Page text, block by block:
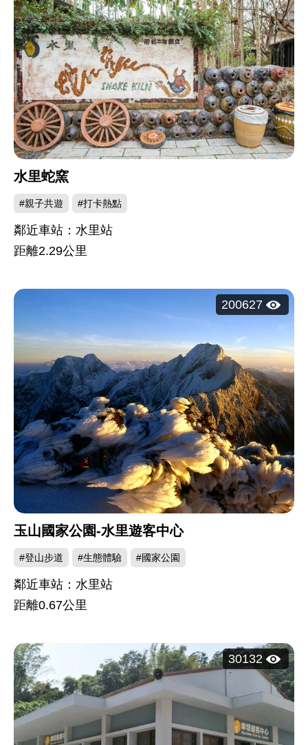
水里蛇窯
#親子共遊 #打卡熱點
鄰近車站：水里站
距離2.29公里
次：
玉山國家公園-水里遊客中心
#登山步道 #生態體驗 #國家公園
鄰近車站：水里站
距離0.67公里
瀏
人
次：
200627
瀏
人
次：
30132